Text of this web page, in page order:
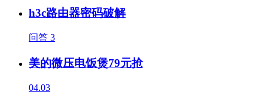
h3c路由器密码破解
问答 3
美的微压电饭煲79元抢
04.03